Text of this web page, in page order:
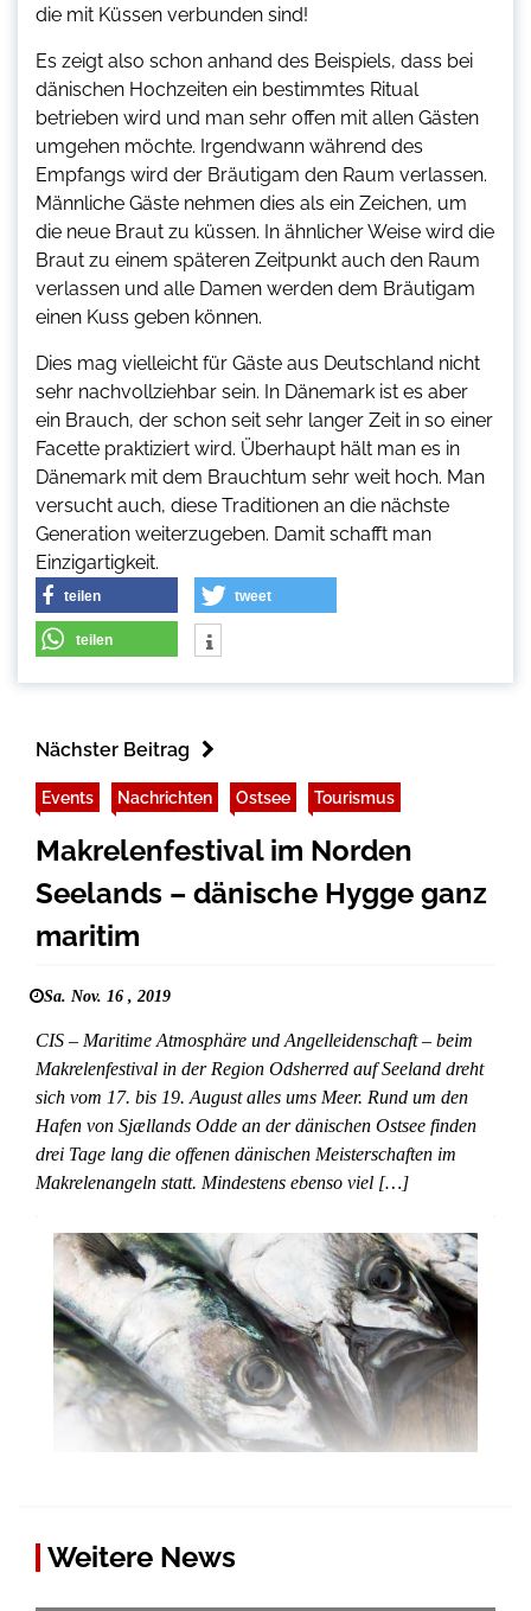
die mit Küssen verbunden sind!
Es zeigt also schon anhand des Beispiels, dass bei
dänischen Hochzeiten ein bestimmtes Ritual
betrieben wird und man sehr offen mit allen Gästen
umgehen möchte. Irgendwann während des
Empfangs wird der Bräutigam den Raum verlassen.
Männliche Gäste nehmen dies als ein Zeichen, um
die neue Braut zu küssen. In ähnlicher Weise wird die
Braut zu einem späteren Zeitpunkt auch den Raum
verlassen und alle Damen werden dem Bräutigam
einen Kuss geben können.
Dies mag vielleicht für Gäste aus Deutschland nicht
sehr nachvollziehbar sein. In Dänemark ist es aber
ein Brauch, der schon seit sehr langer Zeit in so einer
Facette praktiziert wird. Überhaupt hält man es in
Dänemark mit dem Brauchtum sehr weit hoch. Man
versucht auch, diese Traditionen an die nächste
Generation weiterzugeben. Damit schafft man
Einzigartigkeit.
teilen tweet
teilen
Nächster Beitrag
Events Nachrichten Ostsee Tourismus
Makrelenfestival im Norden
Seelands – dänische Hygge ganz
maritim
Sa. Nov. 16 , 2019
CIS – Maritime Atmosphäre und Angelleidenschaft – beim
Makrelenfestival in der Region Odsherred auf Seeland dreht
sich vom 17. bis 19. August alles ums Meer. Rund um den
Hafen von Sjællands Odde an der dänischen Ostsee finden
drei Tage lang die offenen dänischen Meisterschaften im
Makrelenangeln statt. Mindestens ebenso viel […]
Weitere News